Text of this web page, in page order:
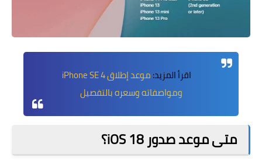
اقرأ المزيد:
موعد إطلاق iPhone SE 4
ومواصفاته وسعره بالتفصيل
متى موعد صدور iOS 18؟